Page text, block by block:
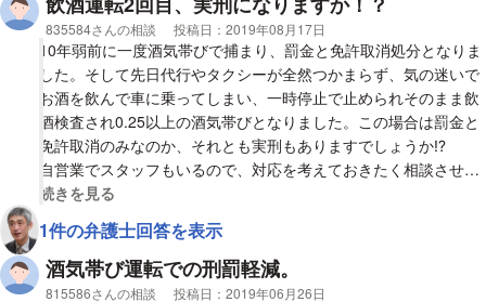
相談者
835584さんの相談 投稿日： 2019年08月17日
10年弱前に一度酒気帯びで捕まり、罰金と免許取消処分となりま
した。そして先日代行やタクシーが全然つかまらず、気の迷いで
お酒を飲んで車に乗ってしまい、一時停止で止められそのまま飲
酒検査され0.25以上の酒気帯びとなりました。この場合は罰金と
免許取消のみなのか、それとも実刑もありますでしょうか⁉︎
自営業でスタッフもいるので、対応を考えておきたく相談させて
頂きました。
視覚的に省略された相談全文の
続きを見る
1件の弁護士回答を表示
酒気帯び運転での刑罰軽減。
相談者
815586さんの相談 投稿日： 2019年06月26日